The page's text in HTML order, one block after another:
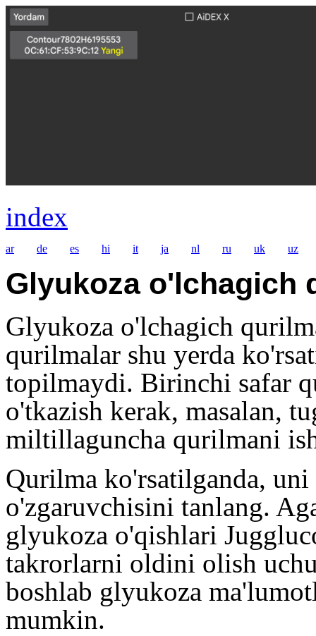
index
ar de es hi it ja nl ru uk uz
Glyukoza o'lchagich
Glyukoza o'lchagich
qurilmalar shu yerda
topilmaydi. Birinchi safar
o'tkazish kerak, masalan,
miltillaguncha qurilmani
Qurilma ko'rsatilganda,
o'zgaruvchisini tanlang.
glyukoza o'qishlari
takrorlarni oldini olish
boshlab glyukoza
mumkin.